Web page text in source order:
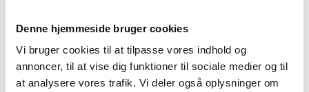
Denne hjemmeside bruger cookies
Vi bruger cookies til at tilpasse vores indhold og
annoncer, til at vise dig funktioner til sociale medier og til
at analysere vores trafik. Vi deler også oplysninger om
VORES KUNDER SIGER